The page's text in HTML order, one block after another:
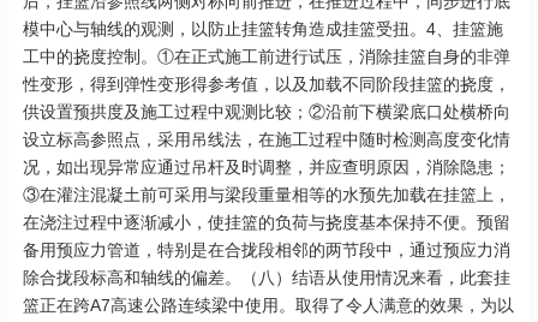
模中心与轴线的观测，以防止挂篮转角造成挂篮受扭。4、挂篮施
工中的挠度控制。①在正式施工前进行试压，消除挂篮自身的非弹
性变形，得到弹性变形得参考值，以及加载不同阶段挂篮的挠度，
供设置预拱度及施工过程中观测比较；②沿前下横梁底口处横桥向
设立标高参照点，采用吊线法，在施工过程中随时检测高度变化情
况，如出现异常应通过吊杆及时调整，并应查明原因，消除隐患；
③在灌注混凝土前可采用与梁段重量相等的水预先加载在挂篮上，
在浇注过程中逐渐减小，使挂篮的负荷与挠度基本保持不便。预留
备用预应力管道，特别是在合拢段相邻的两节段中，通过预应力消
除合拢段标高和轴线的偏差。（八）结语从使用情况来看，此套挂
篮正在跨A7高速公路连续梁中使用。取得了令人满意的效果，为以